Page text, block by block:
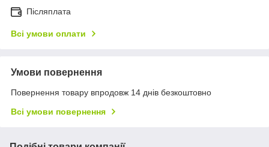
Післяплата
Всі умови оплати
Умови повернення
Повернення товару впродовж 14 днів безкоштовно
Всі умови повернення